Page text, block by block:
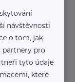
návštěvnosti
o tom, jak
partnery pro
tyto údaje
které